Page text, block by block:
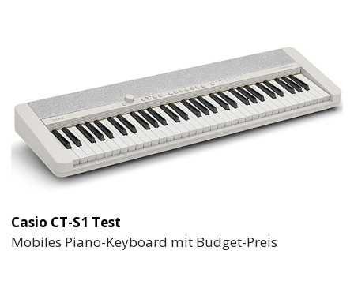
Casio CT-S1 Test
Mobiles Piano-Keyboard mit Budget-Preis